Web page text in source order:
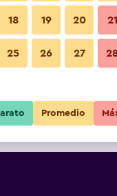
$78
$84
$89
Hamburg - City Nord
18 19 20 21
25 26 27
Promedio